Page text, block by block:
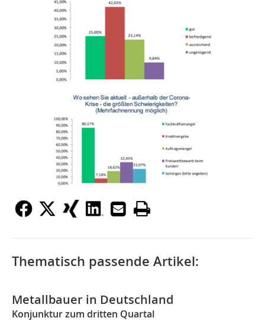
Thematisch passende Artikel:
Metallbauer in Deutschland
Konjunktur zum dritten Quartal